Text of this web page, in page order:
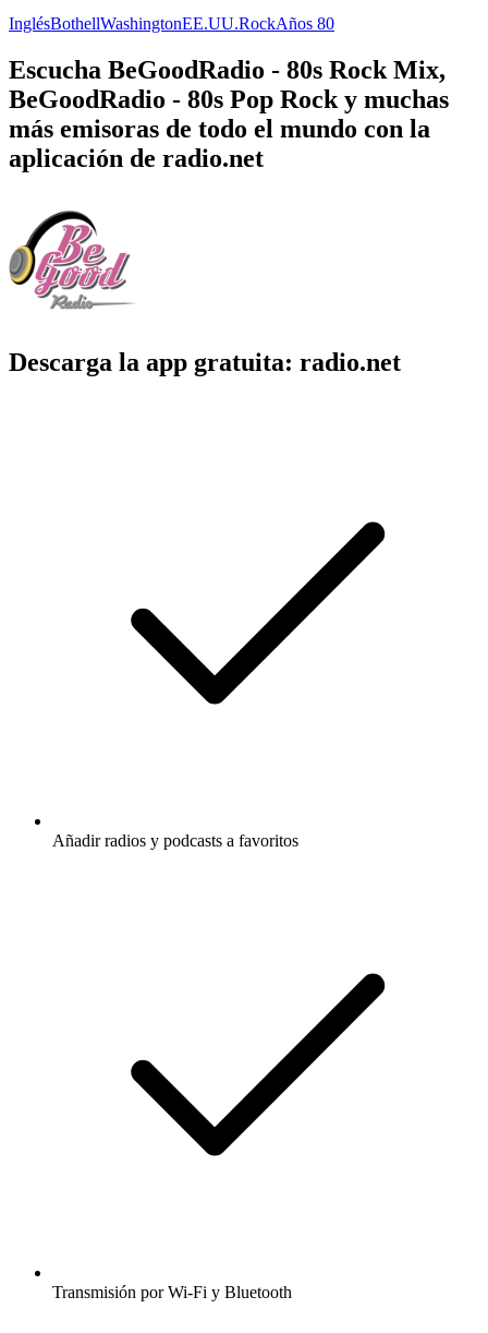
InglésBothellWashingtonEE.UU.RockAños 80
Escucha BeGoodRadio - 80s Rock Mix,
BeGoodRadio - 80s Pop Rock y muchas
más emisoras de todo el mundo con la
aplicación de radio.net
Descarga la app gratuita: radio.net
Añadir radios y podcasts a favoritos
Transmisión por Wi-Fi y Bluetooth